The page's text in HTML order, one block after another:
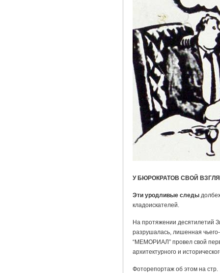
У БЮРОКРАТОВ СВОЙ
Эти уродливые следы
кладоискателей.
На протяжении десятилетий
разрушалась, лишенная
“МЕМОРИАЛ” провел свой
архитектурного и
Фоторепортаж об этом на стр.